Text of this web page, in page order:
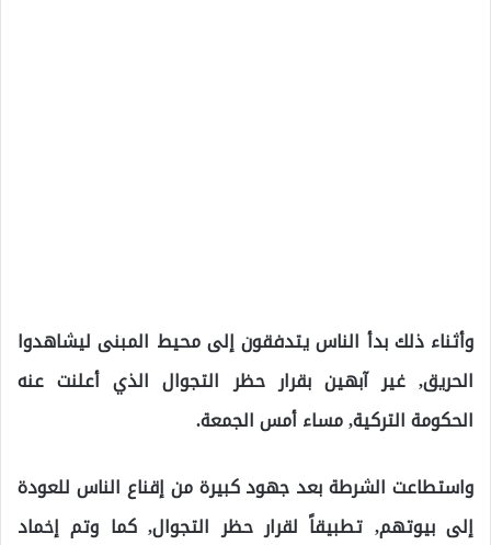
وأثناء ذلك بدأ الناس يتدفقون إلى محيط المبنى ليشاهدوا
الحريق, غير آبهين بقرار حظر التجوال الذي أعلنت عنه
الحكومة التركية, مساء أمس الجمعة.
واستطاعت الشرطة بعد جهود كبيرة من إقناع الناس للعودة
إلى بيوتهم, تطبيقاً لقرار حظر التجوال, كما وتم إخماد